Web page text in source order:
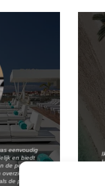
eenvoudig
en biedt
de perfecte
de prijs,